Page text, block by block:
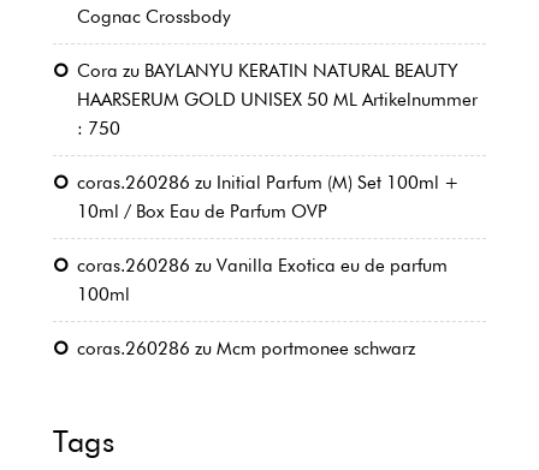
Cognac Crossbody
Cora zu BAYLANYU KERATIN NATURAL BEAUTY
HAARSERUM GOLD UNISEX 50 ML Artikelnummer
: 750
coras.260286 zu Initial Parfum (M) Set 100ml +
10ml / Box Eau de Parfum OVP
coras.260286 zu Vanilla Exotica eu de parfum
100ml
coras.260286 zu Mcm portmonee schwarz
Tags